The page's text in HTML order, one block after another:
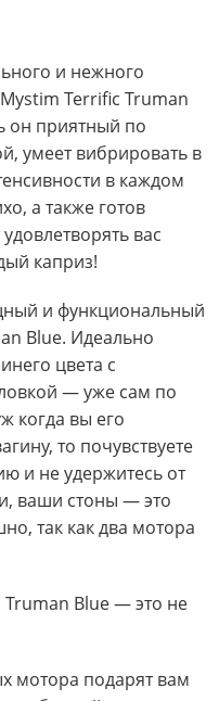
и нежного
Terrific Truman
он приятный по
умеет вибрировать в
в каждом
а также готов
вас
каприз!
и функциональный
Blue. Идеально
цвета с
— уже сам по
когда вы его
то почувствуете
и не удержитесь от
ваши стоны — это
так как два мотора
Blue — это не
мотора подарят вам